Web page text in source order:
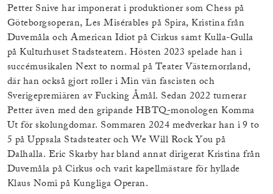
Petter Snive har imponerat i produktioner som Chess på
Göteborgsoperan, Les Misérables på Spira, Kristina från
Duvemåla och American Idiot på Cirkus samt Kulla-Gulla
på Kulturhuset Stadsteatern. Hösten 2023 spelade han i
succémusikalen Next to normal på Teater Västernorrland,
där han också gjort roller i Min vän fascisten och
Sverigepremiären av Fucking Åmål. Sedan 2022 turnerar
Petter även med den gripande HBTQ-monologen Komma
Ut för skolungdomar. Sommaren 2024 medverkar han i 9 to
5 på Uppsala Stadsteater och We Will Rock You på
Dalhalla. Eric Skarby har bland annat dirigerat Kristina från
Duvemåla på Cirkus och varit kapellmästare för hyllade
Klaus Nomi på Kungliga Operan.